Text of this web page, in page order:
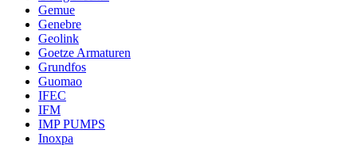
Gemue
Genebre
Geolink
Goetze Armaturen
Grundfos
Guomao
IFEC
IFM
IMP PUMPS
Inoxpa